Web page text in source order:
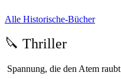
Alle Historische-Bücher
🔪 Thriller
Spannung, die den Atem raubt